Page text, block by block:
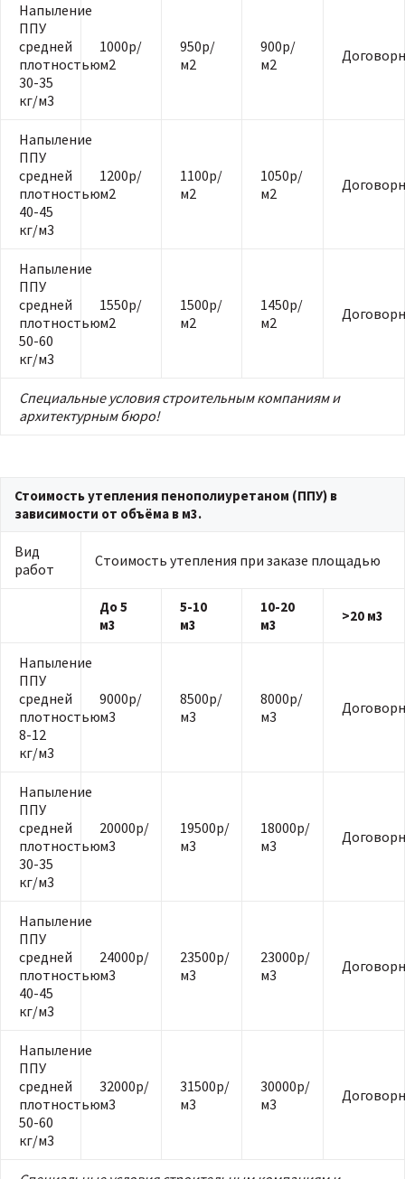
Напыление
ППУ
средней
плотностью
30-35
кг/м3
1000р/
м2
950р/
м2
900р/
м2
Напыление
ППУ
средней
плотностью
40-45
кг/м3
1200р/
м2
1100р/
м2
1050р/
м2
Напыление
ППУ
средней
плотностью
50-60
кг/м3
1550р/
м2
1500р/
м2
1450р/
м2
Специальные условия строительным компаниям и
архитектурным бюро!
Стоимость утепления пенополиуретаном (ППУ) в
зависимости от объёма в м3.
Вид
работ
Стоимость утепления при заказе площадью
До 5
м3
5-10
м3
10-20
м3
>20 м3
Напыление
ППУ
средней
плотностью
8-12
кг/м3
9000р/
м3
8500р/
м3
8000р/
м3
Напыление
ППУ
средней
плотностью
30-35
кг/м3
20000р/
м3
19500р/
м3
18000р/
м3
Напыление
ППУ
средней
плотностью
40-45
кг/м3
24000р/
м3
23500р/
м3
23000р/
м3
Напыление
ППУ
средней
плотностью
50-60
кг/м3
32000р/
м3
31500р/
м3
30000р/
м3